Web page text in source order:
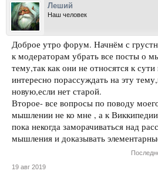
Леший
Наш человек
Доброе утро форум. Начнём с
к модераторам убрать все посты о
тему,так как они не относятся к
интересно порассуждать на эту
новую,если нет старой.
Второе- все вопросы по поводу
мышлении не ко мне , а к
пока некогда заморачиваться над
мышления и доказывать
19 авг 2019